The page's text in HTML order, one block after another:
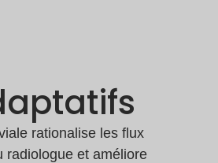
rationalise les flux
radiologue et améliore